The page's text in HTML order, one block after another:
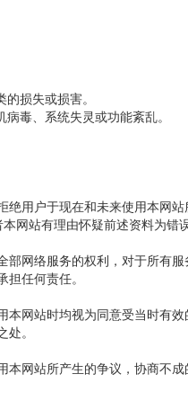
损失或损害。
毒、系统失灵或功能紊乱。
用户于现在和未来使用本网站
网站有理由怀疑前述资料为错
网络服务的权利，对于所有服
任何责任。
网站时均视为同意受当时有效
。
网站所产生的争议，协商不成